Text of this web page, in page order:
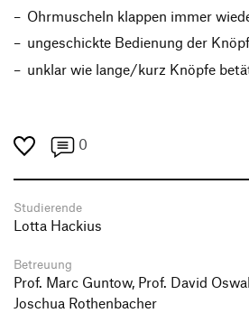
Ohrmuscheln klappen immer
ungeschickte Bedienung der
unklar wie lange/kurz Knöpfe
0
Studierende
Lotta Hackius
Betreuung
Prof. Marc Guntow, Prof. David
Joschua Rothenbacher